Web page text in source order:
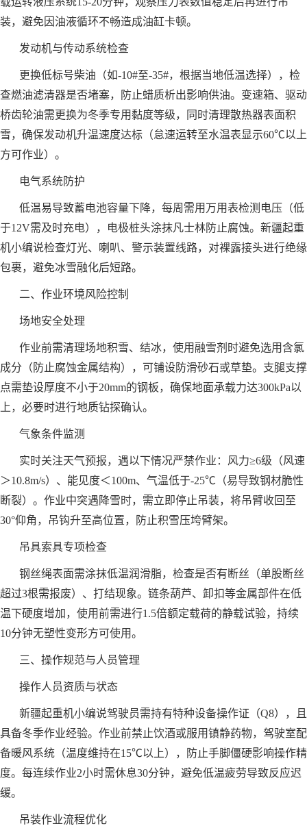
装，避免因油液循环不畅造成油缸卡顿。
发动机与传动系统检查
更换低标号柴油（如-10#至-35#，根据当地低温选择），检
查燃油滤清器是否堵塞，防止蜡质析出影响供油。变速箱、驱动
桥齿轮油需更换为冬季专用黏度等级，同时清理散热器表面积
雪，确保发动机升温速度达标（怠速运转至水温表显示60℃以上
方可作业）。
电气系统防护
低温易导致蓄电池容量下降，每周需用万用表检测电压（低
于12V需及时充电），电极桩头涂抹凡士林防止腐蚀。新疆起重
机小编说检查灯光、喇叭、警示装置线路，对裸露接头进行绝缘
包裹，避免冰雪融化后短路。
二、作业环境风险控制
场地安全处理
作业前需清理场地积雪、结冰，使用融雪剂时避免选用含氯
成分（防止腐蚀金属结构），可铺设防滑砂石或草垫。支腿支撑
点需垫设厚度不小于20mm的钢板，确保地面承载力达300kPa以
上，必要时进行地质钻探确认。
气象条件监测
实时关注天气预报，遇以下情况严禁作业：风力≥6级（风速
＞10.8m/s）、能见度＜100m、气温低于-25℃（易导致钢材脆性
断裂）。作业中突遇降雪时，需立即停止吊装，将吊臂收回至
30°仰角，吊钩升至高位置，防止积雪压垮臂架。
吊具索具专项检查
钢丝绳表面需涂抹低温润滑脂，检查是否有断丝（单股断丝
超过3根需报废）、打结现象。链条葫芦、卸扣等金属部件在低
温下硬度增加，使用前需进行1.5倍额定载荷的静载试验，持续
10分钟无塑性变形方可使用。
三、操作规范与人员管理
操作人员资质与状态
新疆起重机小编说驾驶员需持有特种设备操作证（Q8），且
具备冬季作业经验。作业前禁止饮酒或服用镇静药物，驾驶室配
备暖风系统（温度维持在15℃以上），防止手脚僵硬影响操作精
度。每连续作业2小时需休息30分钟，避免低温疲劳导致反应迟
缓。
吊装作业流程优化